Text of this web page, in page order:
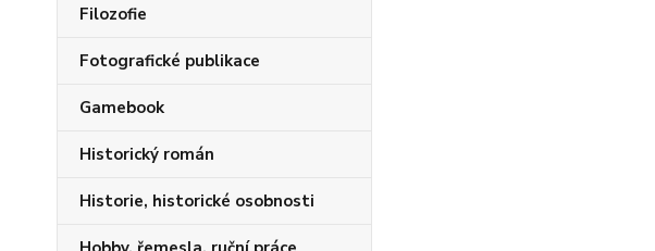
Filozofie
Fotografické publikace
Gamebook
Historický román
Historie, historické osobnosti